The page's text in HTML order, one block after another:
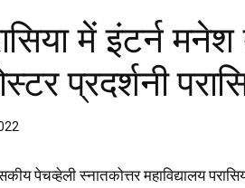
में इंटर्न मनेश
प्रदर्शनी
पेचव्हेली स्नातकोत्तर महाविद्यालय